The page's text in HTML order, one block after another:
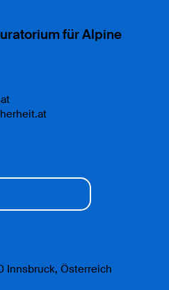
für Alpine
Innsbruck, Österreich